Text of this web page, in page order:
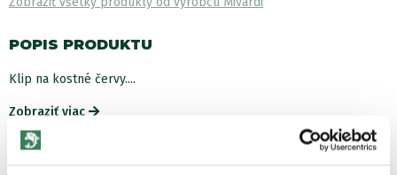
POPIS PRODUKTU
Klip na kostné červy....
Zobraziť viac